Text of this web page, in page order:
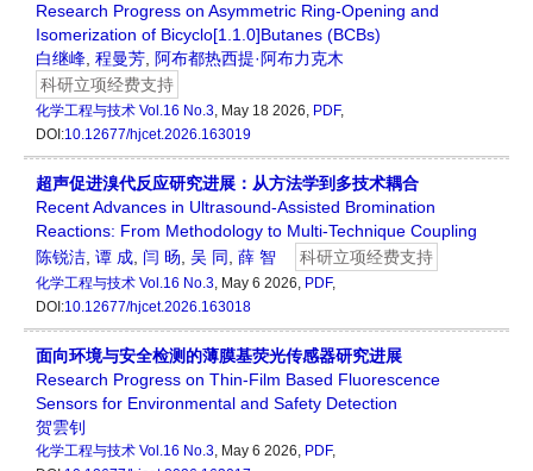
Research Progress on Asymmetric Ring-Opening and
Isomerization of Bicyclo[1.1.0]Butanes (BCBs)
白继峰, 程曼芳, 阿布都热西提·阿布力克木
科研立项经费支持
化学工程与技术 Vol.16 No.3, May 18 2026, PDF,
DOI:10.12677/hjcet.2026.163019
超声促进溴代反应研究进展：从方法学到多技术耦合
Recent Advances in Ultrasound-Assisted Bromination
Reactions: From Methodology to Multi-Technique Coupling
陈锐洁, 谭 成, 闫 旸, 吴 同, 薛 智 科研立项经费支持
化学工程与技术 Vol.16 No.3, May 6 2026, PDF,
DOI:10.12677/hjcet.2026.163018
面向环境与安全检测的薄膜基荧光传感器研究进展
Research Progress on Thin-Film Based Fluorescence
Sensors for Environmental and Safety Detection
贺雲钊
化学工程与技术 Vol.16 No.3, May 6 2026, PDF,